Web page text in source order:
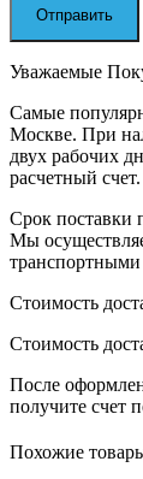
Уважаемые
Самые
Москве. При
двух рабочих
расчетный счет.
Срок поставки
Мы
Стоимость
Стоимость
После
получите счет
Похожие